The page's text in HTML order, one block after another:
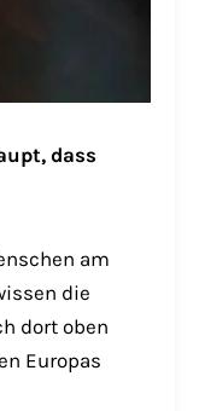
dass
am
die
dort oben
Europas